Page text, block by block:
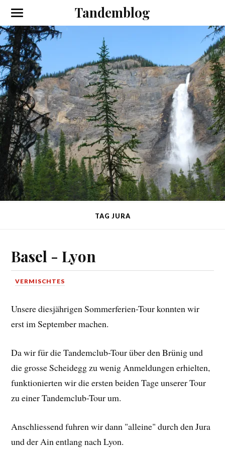
Tandemblog
TAG JURA
Basel - Lyon
VERMISCHTES
Unsere diesjährigen Sommerferien-Tour konnten wir
erst im September machen.
Da wir für die Tandemclub-Tour über den Brünig und
die grosse Scheidegg zu wenig Anmeldungen erhielten,
funktionierten wir die ersten beiden Tage unserer Tour
zu einer Tandemclub-Tour um.
Anschliessend fuhren wir dann "alleine" durch den Jura
und der Ain entlang nach Lyon.